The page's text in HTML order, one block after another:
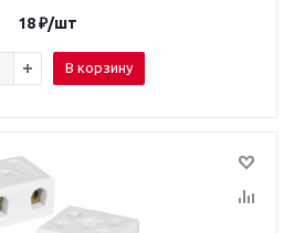
18₽/шт
В корзину